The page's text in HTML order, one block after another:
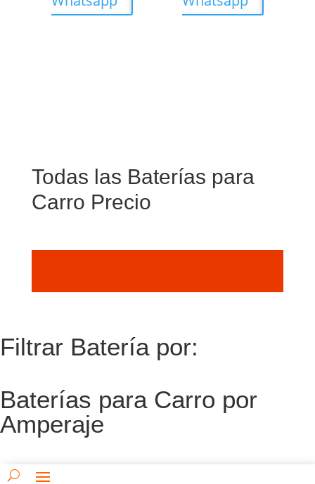
Todas las Baterías para
Carro Precio
Filtrar Batería por:
Baterías para Carro por
Amperaje